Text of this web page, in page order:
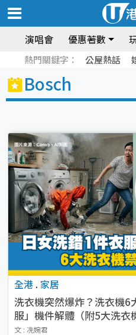
演唱會 優惠著數
熱門關鍵字： 公屋熱話
Bosch
全港 . 家居
洗衣機突然爆炸？洗衣機6
服」機件解體（附5大洗衣
文 : 冼婉君